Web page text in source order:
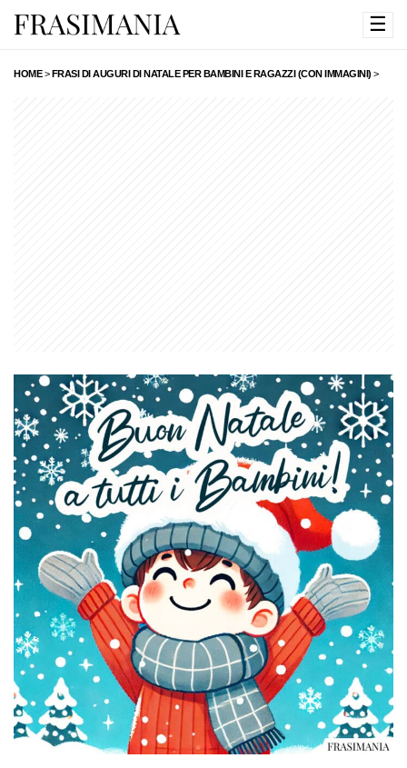
☰
HOME>FRASI DI AUGURI DI NATALE PER BAMBINI E RAGAZZI (CON IMMAGINI) >